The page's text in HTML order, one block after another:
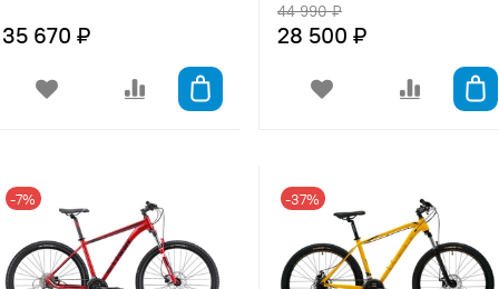
35 670 ₽
44 990 ₽
28 500 ₽
-7% -37%